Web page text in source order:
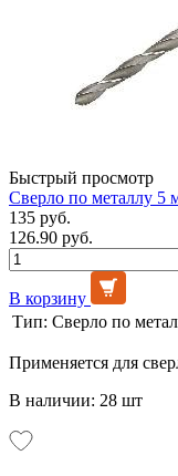
Быстрый просмотр
Сверло по металлу
135 руб.
126.90 руб.
В корзину
Тип: Сверло по
Применяется для
В наличии: 28 шт